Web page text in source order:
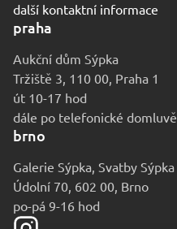
další kontaktní informace
praha
Aukční dům Sýpka
Tržiště 3, 110 00, Praha 1
út 10-17 hod
dále po telefonické domluvě
brno
Galerie Sýpka, Svatby Sýpka
Údolní 70, 602 00, Brno
po-pá 9-16 hod